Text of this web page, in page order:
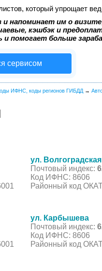
который упрощает
напоминает им о
кэшбэк и
и помогает больше
сервисом
ИФНС, коды регионов ГИБДД →
ул. Волгоградская
Почтовый индекс:
Код ИФНС: 8606
Районный код
ул. Карбышева
Почтовый индекс:
Код ИФНС: 8606
Районный код